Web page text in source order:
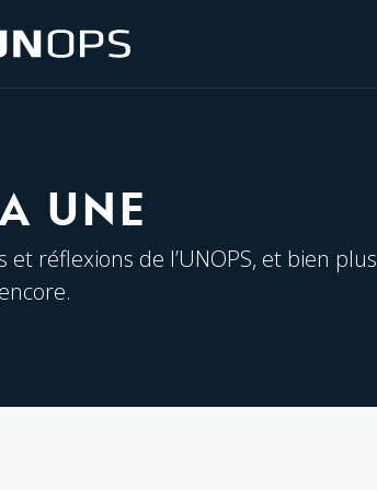
UNE
réflexions de l’UNOPS, et bien plus
encore.